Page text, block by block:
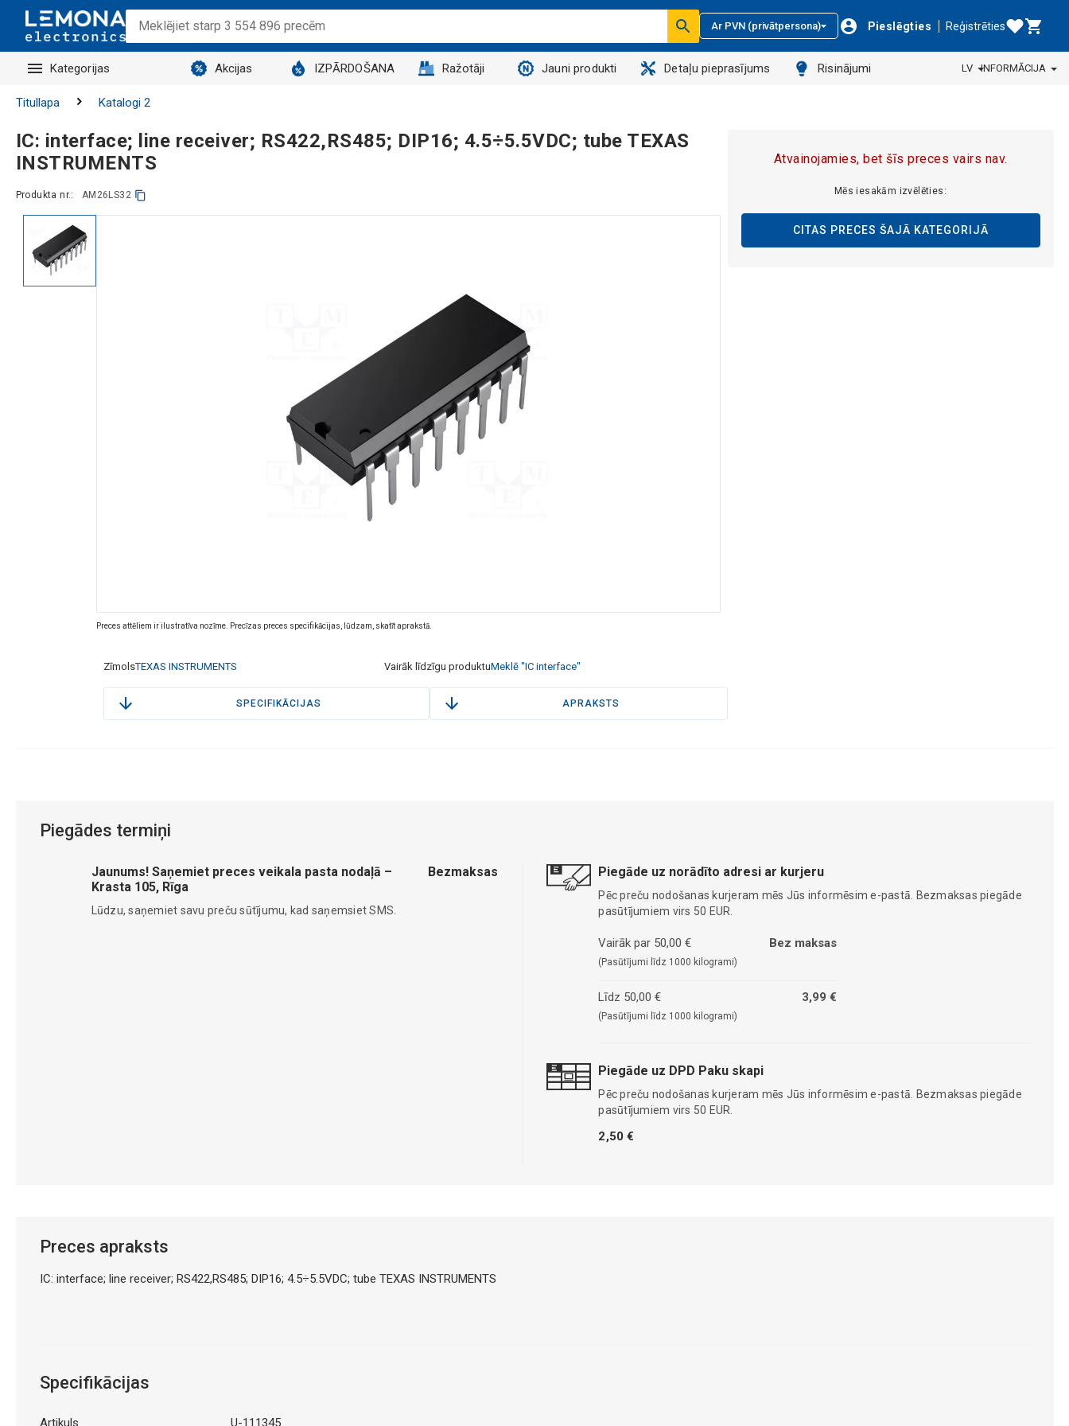
Ar PVN (privātpersona) Pieslēgties Reģistrēties
Kategorijas Akcijas IZPĀRDOŠANA Ražotāji Jauni produkti Detaļu pieprasījums Risinājumi LV INFORMĀCIJA
Titullapa Katalogi 2
IC: interface; line receiver; RS422,RS485; DIP16; 4.5÷5.5VDC; tube TEXAS
INSTRUMENTS
Produkta nr.: AM26LS32
Preces attēliem ir ilustratīva nozīme. Precīzas preces specifikācijas, lūdzam, skatīt aprakstā.
ZīmolsTEXAS INSTRUMENTS Vairāk līdzīgu produktuMeklē "IC interface"
SPECIFIKĀCIJAS APRAKSTS
Atvainojamies, bet šīs preces vairs nav.
Mēs iesakām izvēlēties:
CITAS PRECES ŠAJĀ KATEGORIJĀ
Piegādes termiņi
Jaunums! Saņemiet preces veikala pasta nodaļā –
Krasta 105, Rīga
Bezmaksas
Lūdzu, saņemiet savu preču sūtījumu, kad saņemsiet SMS.
Piegāde uz norādīto adresi ar kurjeru
Pēc preču nodošanas kurjeram mēs Jūs informēsim e-pastā. Bezmaksas piegāde
pasūtījumiem virs 50 EUR.
Vairāk par 50,00 €
(Pasūtījumi līdz 1000 kilogrami)
Bez maksas
Līdz 50,00 €
(Pasūtījumi līdz 1000 kilogrami)
3,99 €
Piegāde uz DPD Paku skapi
Pēc preču nodošanas kurjeram mēs Jūs informēsim e-pastā. Bezmaksas piegāde
pasūtījumiem virs 50 EUR.
2,50 €
Preces apraksts
IC: interface; line receiver; RS422,RS485; DIP16; 4.5÷5.5VDC; tube TEXAS INSTRUMENTS
Specifikācijas
Artikuls U-111345